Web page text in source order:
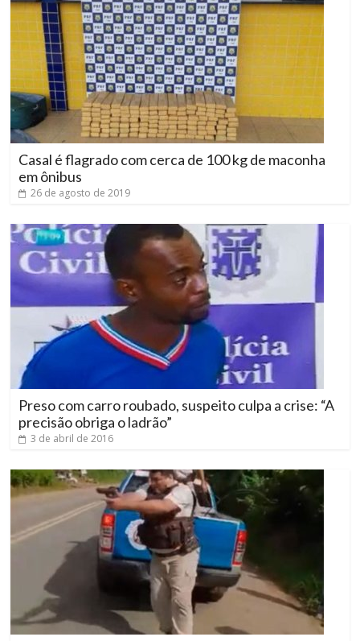
Casal é flagrado com cerca de 100 kg de maconha
em ônibus
26 de agosto de 2019
Preso com carro roubado, suspeito culpa a crise: “A
precisão obriga o ladrão”
3 de abril de 2016